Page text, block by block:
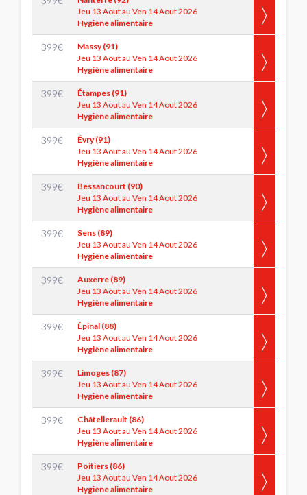
Jeu 13 Aout au Ven 14 Aout 2026
Hygiène alimentaire
399€
Massy (91)
Jeu 13 Aout au Ven 14 Aout 2026
Hygiène alimentaire
399€
Étampes (91)
Jeu 13 Aout au Ven 14 Aout 2026
Hygiène alimentaire
399€
Évry (91)
Jeu 13 Aout au Ven 14 Aout 2026
Hygiène alimentaire
399€
Bessancourt (90)
Jeu 13 Aout au Ven 14 Aout 2026
Hygiène alimentaire
399€
Sens (89)
Jeu 13 Aout au Ven 14 Aout 2026
Hygiène alimentaire
399€
Auxerre (89)
Jeu 13 Aout au Ven 14 Aout 2026
Hygiène alimentaire
399€
Épinal (88)
Jeu 13 Aout au Ven 14 Aout 2026
Hygiène alimentaire
399€
Limoges (87)
Jeu 13 Aout au Ven 14 Aout 2026
Hygiène alimentaire
399€
Châtellerault (86)
Jeu 13 Aout au Ven 14 Aout 2026
Hygiène alimentaire
399€
Poitiers (86)
Jeu 13 Aout au Ven 14 Aout 2026
Hygiène alimentaire